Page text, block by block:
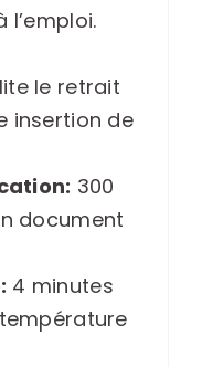
l’emploi.
le retrait
insertion de
300
document
4 minutes